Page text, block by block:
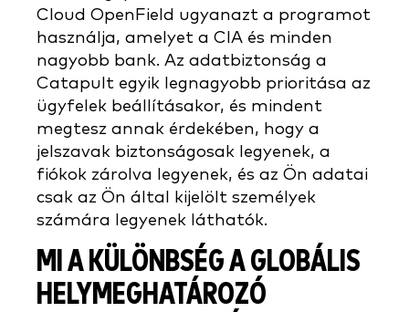
Cloud OpenField ugyanazt a programot
használja, amelyet a CIA és minden
nagyobb bank. Az adatbiztonság a
Catapult egyik legnagyobb prioritása az
ügyfelek beállításakor, és mindent
megtesz annak érdekében, hogy a
jelszavak biztonságosak legyenek, a
fiókok zárolva legyenek, és az Ön adatai
csak az Ön által kijelölt személyek
számára legyenek láthatók.
MI A KÜLÖNBSÉG A GLOBÁLIS
HELYMEGHATÁROZÓ